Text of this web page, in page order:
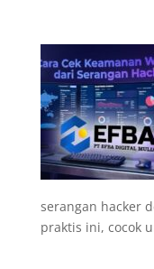
serangan hacker
praktis ini, cocok